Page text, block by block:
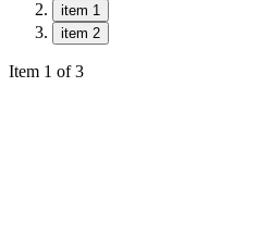
item 1
item 2
Item 1 of 3